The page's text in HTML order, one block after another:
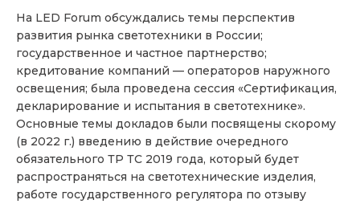
На LED Forum обсуждались темы перспектив
развития рынка светотехники в России;
государственное и частное партнерство;
кредитование компаний — операторов наружного
освещения; была проведена сессия «Сертификация,
декларирование и испытания в светотехнике».
Основные темы докладов были посвящены скорому
(в 2022 г.) введению в действие очередного
обязательного ТР ТС 2019 года, который будет
распространяться на светотехнические изделия,
работе государственного регулятора по отзыву